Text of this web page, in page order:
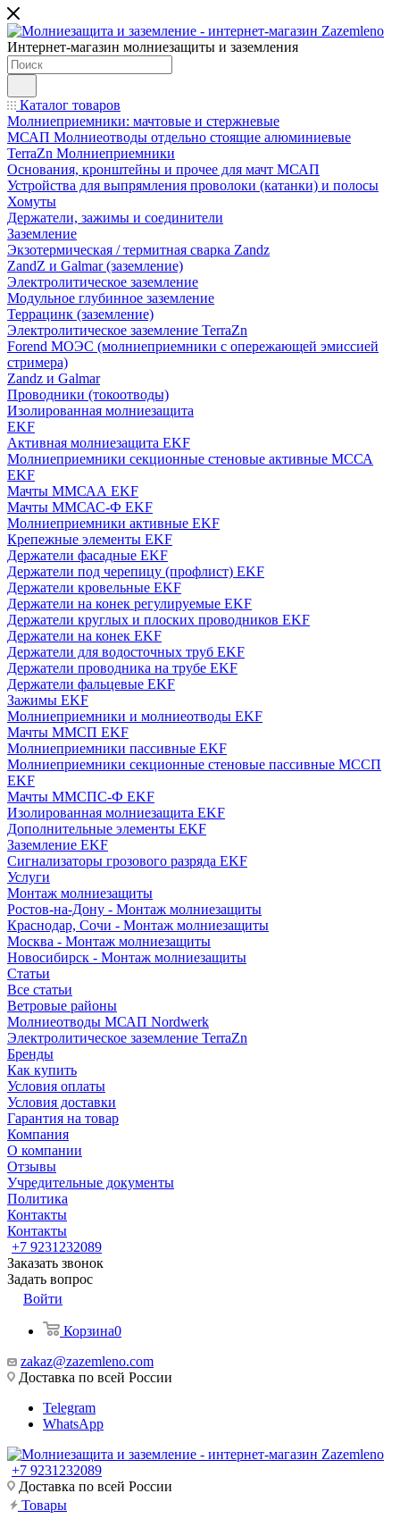
Интернет-магазин молниезащиты и заземления
Каталог товаров
Молниеприемники: мачтовые и стержневые
МСАП Молниеотводы отдельно стоящие алюминиевые
TerraZn Молниеприемники
Основания, кронштейны и прочее для мачт МСАП
Устройства для выпрямления проволоки (катанки) и полосы
Хомуты
Держатели, зажимы и соединители
Заземление
Экзотермическая / термитная сварка Zandz
ZandZ и Galmar (заземление)
Электролитическое заземление
Модульное глубинное заземление
Террацинк (заземление)
Электролитическое заземление TerraZn
Forend МОЭС (молниеприемники с опережающей эмиссией
стримера)
Zandz и Galmar
Проводники (токоотводы)
Изолированная молниезащита
EKF
Активная молниезащита EKF
Молниеприемники секционные стеновые активные МССА
EKF
Мачты ММСАА EKF
Мачты ММСАС-Ф EKF
Молниеприемники активные EKF
Крепежные элементы EKF
Держатели фасадные EKF
Держатели под черепицу (профлист) EKF
Держатели кровельные EKF
Держатели на конек регулируемые EKF
Держатели круглых и плоских проводников EKF
Держатели на конек EKF
Держатели для водосточных труб EKF
Держатели проводника на трубе EKF
Держатели фальцевые EKF
Зажимы EKF
Молниеприемники и молниеотводы EKF
Мачты ММСП EKF
Молниеприемники пассивные EKF
Молниеприемники секционные стеновые пассивные МССП
EKF
Мачты ММСПС-Ф EKF
Изолированная молниезащита EKF
Дополнительные элементы EKF
Заземление EKF
Сигнализаторы грозового разряда EKF
Услуги
Монтаж молниезащиты
Ростов-на-Дону - Монтаж молниезащиты
Краснодар, Сочи - Монтаж молниезащиты
Москва - Монтаж молниезащиты
Новосибирск - Монтаж молниезащиты
Статьи
Все статьи
Ветровые районы
Молниеотводы МСАП Nordwerk
Электролитическое заземление TerraZn
Бренды
Как купить
Условия оплаты
Условия доставки
Гарантия на товар
Компания
О компании
Отзывы
Учредительные документы
Политика
Контакты
Контакты
+7 9231232089
Заказать звонок
Задать вопрос
Войти
Корзина0
zakaz@zazemleno.com
Доставка по всей России
Telegram
WhatsApp
+7 9231232089
Доставка по всей России
Товары